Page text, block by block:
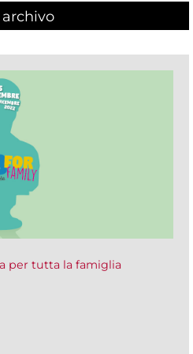
archivo
per tutta la famiglia